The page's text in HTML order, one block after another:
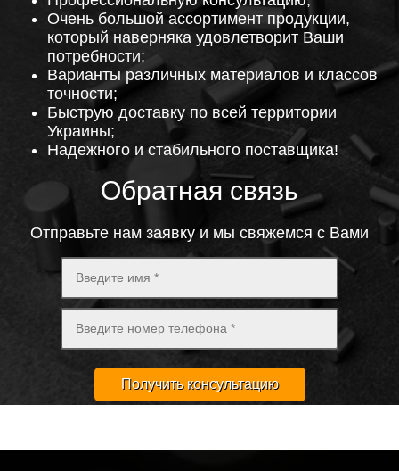
Очень большой ассортимент продукции,
который наверняка удовлетворит Ваши
потребности;
Варианты различных материалов и классов
точности;
Быструю доставку по всей территории
Украины;
Надежного и стабильного поставщика!
Обратная связь
Отправьте нам заявку и мы свяжемся с Вами
Получить консультацию